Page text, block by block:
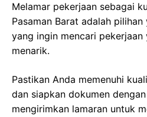
Melamar pekerjaan sebagai
Pasaman Barat adalah
yang ingin mencari pekerjaan
menarik.
Pastikan Anda memenuhi
dan siapkan dokumen
mengirimkan lamaran untuk